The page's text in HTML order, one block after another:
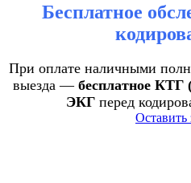
Бесплатное
При оплате наличными
выезда — бесплатное КТГ
ЭКГперед
Оставить